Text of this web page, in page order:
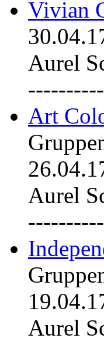
Vivian
Aurel
----------
Art
Aurel
----------
Aurel